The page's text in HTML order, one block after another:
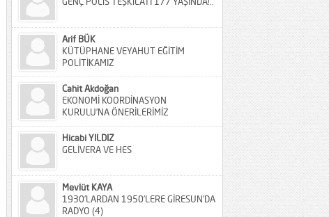
Arif BÜK
KÜTÜPHANE VEYAHUT EĞİTİM
POLİTİKAMIZ
Cahit Akdoğan
EKONOMİ KOORDİNASYON
KURULU’NA ÖNERİLERİMİZ
Hicabi YILDIZ
GELİVERA VE HES
Mevlüt KAYA
1930’LARDAN 1950’LERE GİRESUN’DA
RADYO (4)